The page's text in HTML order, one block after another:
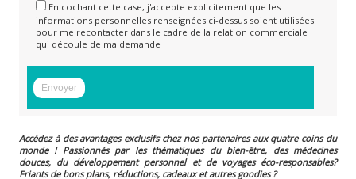
En cochant cette case, j'accepte explicitement que les
informations personnelles renseignées ci-dessus soient utilisées
pour me recontacter dans le cadre de la relation commerciale
qui découle de ma demande
Accédez à des avantages exclusifs chez nos partenaires aux quatre coins du
monde ! Passionnés par les thématiques du bien-être, des médecines
douces, du développement personnel et de voyages éco-responsables?
Friants de bons plans, réductions, cadeaux et autres goodies ?